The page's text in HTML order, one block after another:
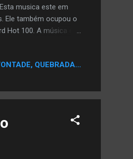
musica este em
Ele também ocupou o
Hot 100. A música é
Hot 100 # 4
QUEBRADA...